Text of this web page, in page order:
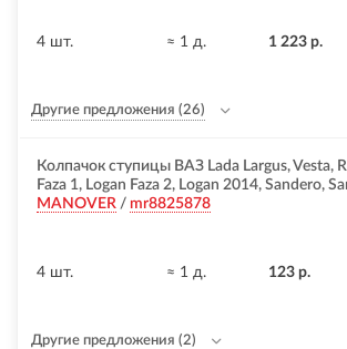
4 шт. ≈ 1 д. 1 223 р.
Другие предложения (26)
Колпачок ступицы ВАЗ Lada Largus, Vesta,
Faza 1, Logan Faza 2, Logan 2014, Sandero,
MANOVER / mr8825878
4 шт. ≈ 1 д. 123 р.
Другие предложения (2)